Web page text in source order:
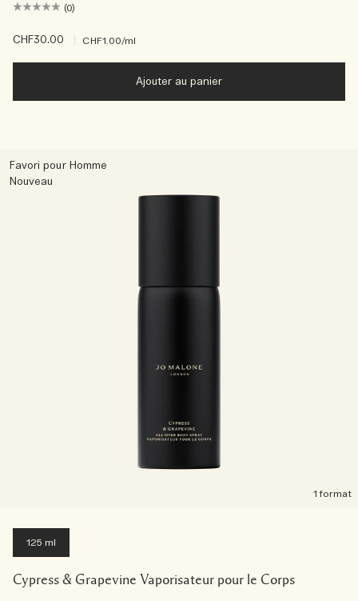
(0)
CHF30.00 CHF1.00/ml
Ajouter au panier
Favori pour Homme
Nouveau
1 format
125 ml
Cypress & Grapevine Vaporisateur pour le Corps